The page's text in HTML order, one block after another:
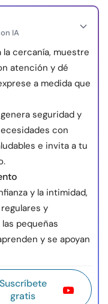
Publicidad con
IA
la cercanía, muestre
atención y dé
a medida que
genera seguridad y
con
e invita a tu
y la intimidad,
y
pequeñas
y se apoyan
Suscríbete
gratis